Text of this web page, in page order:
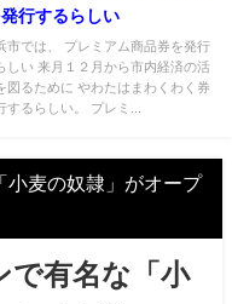
行するらしい
市では、 プレミアム商品券を発行
しい 来月１２月から市内経済の活
図るために やわたはまわくわく券
するらしい。 プレミ...
小麦の奴隷」がオープ
で有名な「小